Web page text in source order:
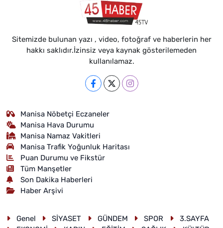
Sitemizde bulunan yazı , video, fotoğraf ve haberlerin her
hakkı saklıdır.İzinsiz veya kaynak gösterilemeden
kullanılamaz.
Manisa Nöbetçi Eczaneler
Manisa Hava Durumu
Manisa Namaz Vakitleri
Manisa Trafik Yoğunluk Haritası
Puan Durumu ve Fikstür
Tüm Manşetler
Son Dakika Haberleri
Haber Arşivi
Genel SİYASET GÜNDEM SPOR
3.SAYFA